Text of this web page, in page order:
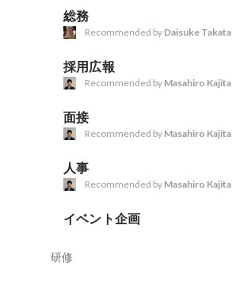
総務
Recommended by Daisuke Takata
採用広報
Recommended by Masahiro Kajita
面接
Recommended by Masahiro Kajita
人事
Recommended by Masahiro Kajita
イベント企画
研修